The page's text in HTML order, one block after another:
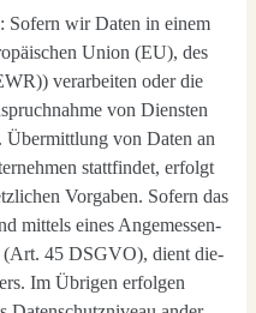
Sofern wir Daten in einem
Uni­on (EU), des
ver­ar­bei­ten oder die
von Diens­ten
von Daten an
statt­fin­det, erfolgt
Vor­ga­ben. Sofern das
mit­tels eines Ange­mes­sen­
(Art. 45 DSGVO), dient die­
Im Übri­gen erfol­gen